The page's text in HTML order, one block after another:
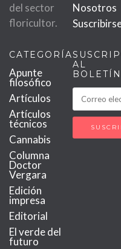
del sector
floricultor.
Nosotros
CATEGORÍAS
Apunte
filosófico
Artículos
Artículos
técnicos
Cannabis
Columna
Doctor
Vergara
Edición
impresa
Editorial
El verde del
futuro
AL
BOLETÍN